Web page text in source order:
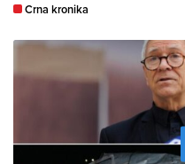
Crna kronika